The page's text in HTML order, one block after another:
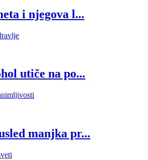
i njegova l...
utiče na po...
manjka pr...